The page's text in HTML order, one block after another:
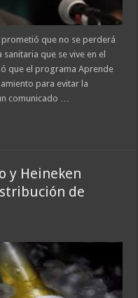
prometió que no se perderá
que se vive en el
que el programa Aprende
para evitar la
comunicado …
y Heineken
de